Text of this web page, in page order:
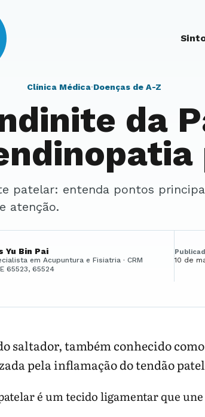
Clínica Médica·Doenças de A-Z
da
atenção.
Yu Bin Pai
em Acupuntura e Fisiatria · CRM
65523, 65524
10 de
saltador, também conhecido
pela inflamação do tendão
é um tecido ligamentar que